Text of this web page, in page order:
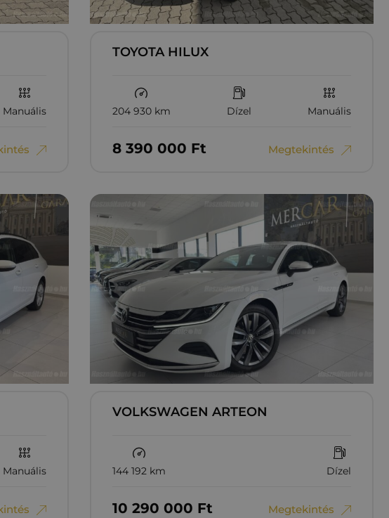
Manuális
TOYOTA HILUX
204 930 km Dízel Manuális
8‏‏‎ ‎390‏‏‎ ‎000 Ft Megtekintés
Manuális
VOLKSWAGEN ARTEON
144 192 km Dízel
10‏‏‎ ‎290‏‏‎ ‎000 Ft Megtekintés